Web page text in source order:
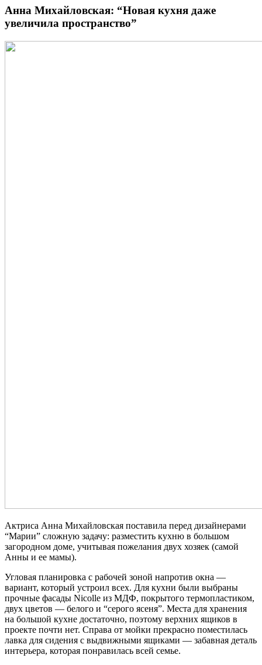
Анна Михайловская: “Новая кухня даже
увеличила пространство”
Актриса Анна Михайловская поставила перед дизайнерами
“Марии” сложную задачу: разместить кухню в большом
загородном доме, учитывая пожелания двух хозяек (самой
Анны и ее мамы).
Угловая планировка с рабочей зоной напротив окна —
вариант, который устроил всех. Для кухни были выбраны
прочные фасады Nicolle из МДФ, покрытого термопластиком,
двух цветов — белого и “серого ясеня”. Места для хранения
на большой кухне достаточно, поэтому верхних ящиков в
проекте почти нет. Справа от мойки прекрасно поместилась
лавка для сидения с выдвижными ящиками — забавная деталь
интерьера, которая понравилась всей семье.